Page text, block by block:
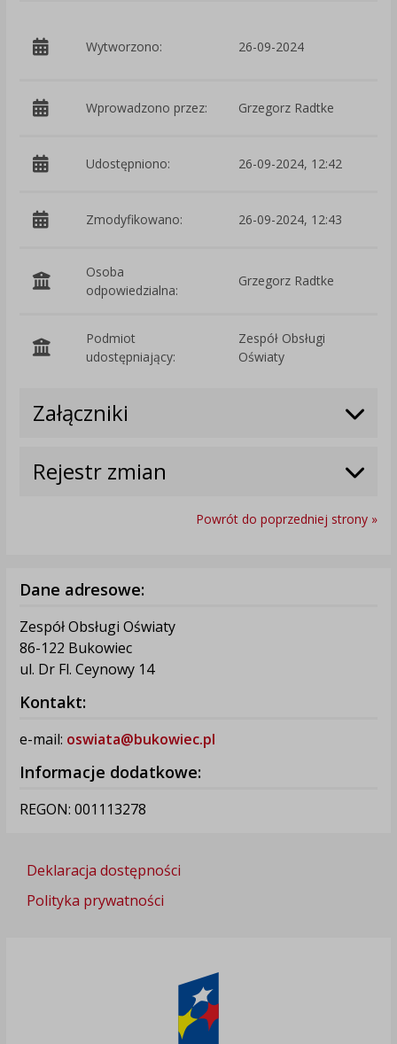
Wytworzono: 26-09-2024
Wprowadzono przez: Grzegorz Radtke
Udostępniono: 26-09-2024, 12:42
Zmodyfikowano: 26-09-2024, 12:43
Osoba
odpowiedzialna:
Grzegorz Radtke
Podmiot
udostępniający:
Zespół Obsługi
Oświaty
Załączniki
Rejestr zmian
Powrót do poprzedniej strony »
Dane adresowe:
Zespół Obsługi Oświaty
86-122 Bukowiec
ul. Dr Fl. Ceynowy 14
Kontakt:
e-mail: oswiata@bukowiec.pl
Informacje dodatkowe:
REGON: 001113278
Deklaracja dostępności
Polityka prywatności